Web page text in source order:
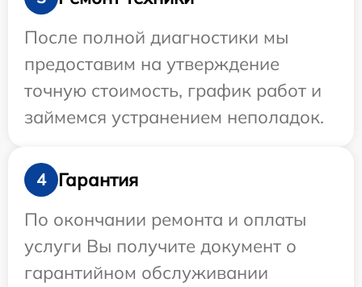
После полной диагностики мы
предоставим на утверждение
точную стоимость, график работ и
займемся устранением неполадок.
4
Гарантия
По окончании ремонта и оплаты
услуги Вы получите документ о
гарантийном обслуживании